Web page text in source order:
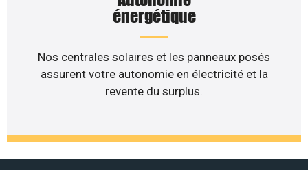
énergétique
Nos centrales solaires et les panneaux posés
assurent votre autonomie en électricité et la
revente du surplus.